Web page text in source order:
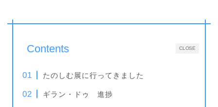
CLOSE
Contents
たのしむ展に行ってきました
ギラン・ドゥ 進捗